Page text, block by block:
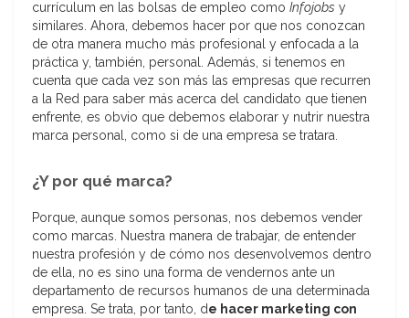
currículum en las bolsas de empleo como Infojobs y
similares. Ahora, debemos hacer por que nos conozcan
de otra manera mucho más profesional y enfocada a la
práctica y, también, personal. Además, si tenemos en
cuenta que cada vez son más las empresas que recurren
a la Red para saber más acerca del candidato que tienen
enfrente, es obvio que debemos elaborar y nutrir nuestra
marca personal, como si de una empresa se tratara.
¿Y por qué marca?
Porque, aunque somos personas, nos debemos vender
como marcas. Nuestra manera de trabajar, de entender
nuestra profesión y de cómo nos desenvolvemos dentro
de ella, no es sino una forma de vendernos ante un
departamento de recursos humanos de una determinada
empresa. Se trata, por tanto, de hacer marketing con